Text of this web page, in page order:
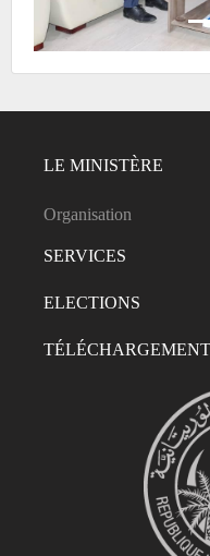
LE MINISTÈRE
Organisation
SERVICES
ELECTIONS